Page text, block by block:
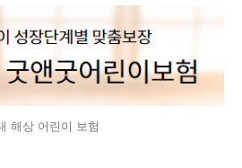
해상 어린이 보험